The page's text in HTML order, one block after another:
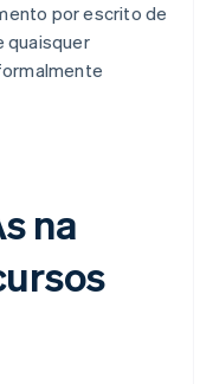
por escrito de
quaisquer
na